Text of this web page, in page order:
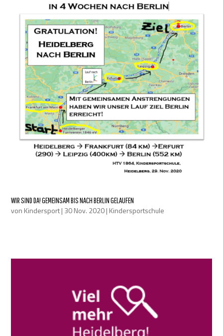
WIR SIND DA! GEMEINSAM BIS NACH BERLIN GELAUFEN
von Kindersport| 30 Nov. 2020| Kindersportschule